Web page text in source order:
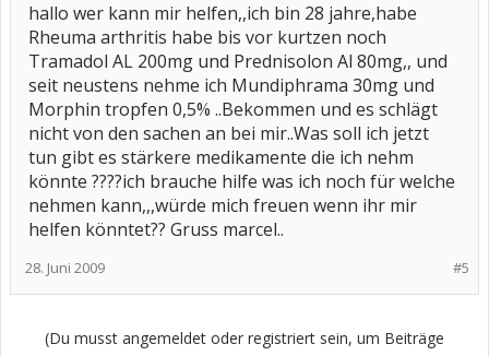
hallo wer kann mir helfen,,ich bin 28 jahre,habe
Rheuma arthritis habe bis vor kurtzen noch
Tramadol AL 200mg und Prednisolon Al 80mg,, und
seit neustens nehme ich Mundiphrama 30mg und
Morphin tropfen 0,5% ..Bekommen und es schlägt
nicht von den sachen an bei mir..Was soll ich jetzt
tun gibt es stärkere medikamente die ich nehm
könnte ????ich brauche hilfe was ich noch für welche
nehmen kann,,,würde mich freuen wenn ihr mir
helfen könntet?? Gruss marcel..
#5
28. Juni 2009
(Du musst angemeldet oder registriert sein, um Beiträge